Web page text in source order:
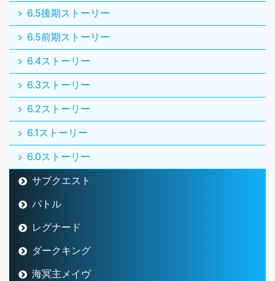
6.5後期ストーリー
6.5前期ストーリー
6.4ストーリー
6.3ストーリー
6.2ストーリー
6.1ストーリー
6.0ストーリー
サブクエスト
バトル
レグナード
ダークキング
海冥主メイヴ